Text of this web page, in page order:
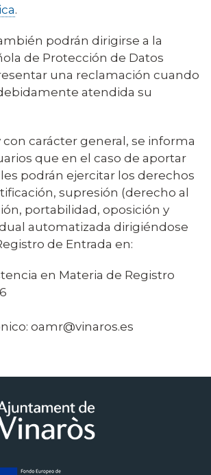
.
podrán dirigirse a la
de Protección de Datos
una reclamación cuando
atendida su
con carácter general, se informa
que en el caso de aportar
podrán ejercitar los derechos
supresión (derecho al
portabilidad, oposición y
automatizada dirigiéndose
de Entrada en:
en Materia de Registro
oamr@vinaros.es